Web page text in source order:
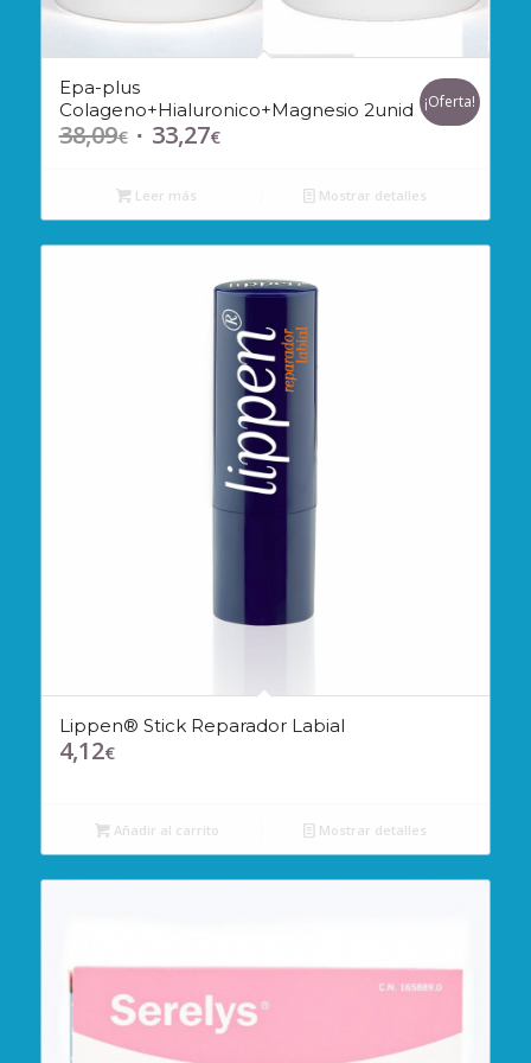
Epa-plus
Colageno+Hialuronico+Magnesio 2unid
38,09€ El
original
era:
38,09€.
33,27€El
es:
33,27€.
¡Oferta!
Leer más Mostrar detalles
Lippen® Stick Reparador Labial
4,12€
Añadir al carrito Mostrar detalles